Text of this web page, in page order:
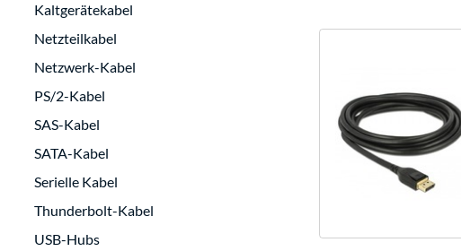
Kaltgerätekabel
Netzteilkabel
Netzwerk-Kabel
PS/2-Kabel
SAS-Kabel
SATA-Kabel
Serielle Kabel
Thunderbolt-Kabel
USB-Hubs